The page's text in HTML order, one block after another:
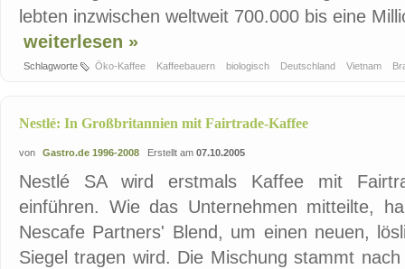
lebten inzwischen weltweit 700.000 bis eine
weiterlesen »
Schlagworte Öko-Kaffee Kaffeebauern biologisch Deutschland Vietnam
Nestlé: In Großbritannien mit Fairtrade-Kaffee
von Gastro.de 1996-2008 Erstellt am 07.10.2005
Nestlé SA wird erstmals Kaffee mit
einführen. Wie das Unternehmen mitteilte,
Nescafe Partners' Blend, um einen neuen,
Siegel tragen wird. Die Mischung stammt